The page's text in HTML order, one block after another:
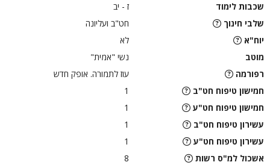
שכבות לימוד
ז - יב
שלבי חינוך
חט"ב ועליונה
יוח"א
לא
מוטב
נשי "אמית"
רפורמה
עוז לתמורה. אופק חדש
חמישון טיפוח חט"ב
1
חמישון טיפוח חט"ע
1
עשירון טיפוח חט"ב
1
עשירון טיפוח חט"ע
1
אשכול למ"ס רשות
8